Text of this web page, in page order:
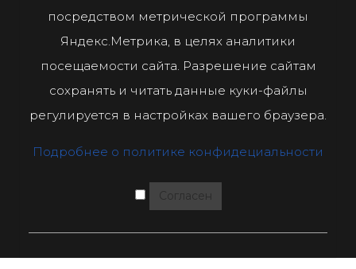
посредством метрической программы
Яндекс.Метрика, в целях аналитики
посещаемости сайта. Разрешение сайтам
сохранять и читать данные куки-файлы
регулируется в настройках вашего браузера.
Подробнее о политике конфидециальности
Согласен